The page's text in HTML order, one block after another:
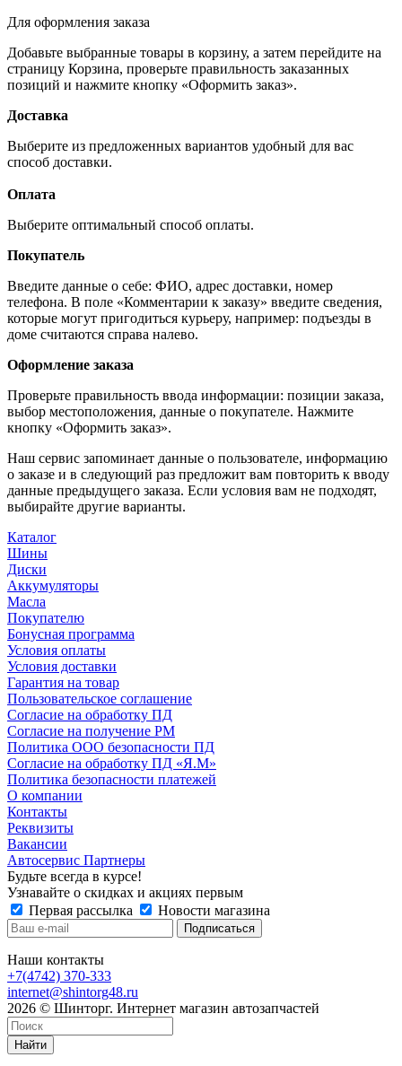
Для оформления заказа
Добавьте выбранные товары в корзину, а затем перейдите на
страницу Корзина, проверьте правильность заказанных
позиций и нажмите кнопку «Оформить заказ».
Доставка
Выберите из предложенных вариантов удобный для вас
способ доставки.
Оплата
Выберите оптимальный способ оплаты.
Покупатель
Введите данные о себе: ФИО, адрес доставки, номер
телефона. В поле «Комментарии к заказу» введите сведения,
которые могут пригодиться курьеру, например: подъезды в
доме считаются справа налево.
Оформление заказа
Проверьте правильность ввода информации: позиции заказа,
выбор местоположения, данные о покупателе. Нажмите
кнопку «Оформить заказ».
Наш сервис запоминает данные о пользователе, информацию
о заказе и в следующий раз предложит вам повторить к вводу
данные предыдущего заказа. Если условия вам не подходят,
выбирайте другие варианты.
Каталог
Шины
Диски
Аккумуляторы
Масла
Покупателю
Бонусная программа
Условия оплаты
Условия доставки
Гарантия на товар
Пользовательское соглашение
Согласие на обработку ПД
Согласие на получение РМ
Политика ООО безопасности ПД
Согласие на обработку ПД «Я.М»
Политика безопасности платежей
О компании
Контакты
Реквизиты
Вакансии
Автосервис Партнеры
Будьте всегда в курсе!
Узнавайте о скидках и акциях первым
Первая рассылка
Новости магазина
Наши контакты
+7(4742) 370-333
internet@shintorg48.ru
2026 © Шинторг. Интернет магазин автозапчастей
Найти